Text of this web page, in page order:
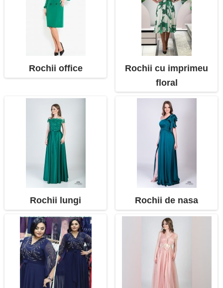
Rochii office
Rochii cu imprimeu
floral
Rochii lungi Rochii de nasa